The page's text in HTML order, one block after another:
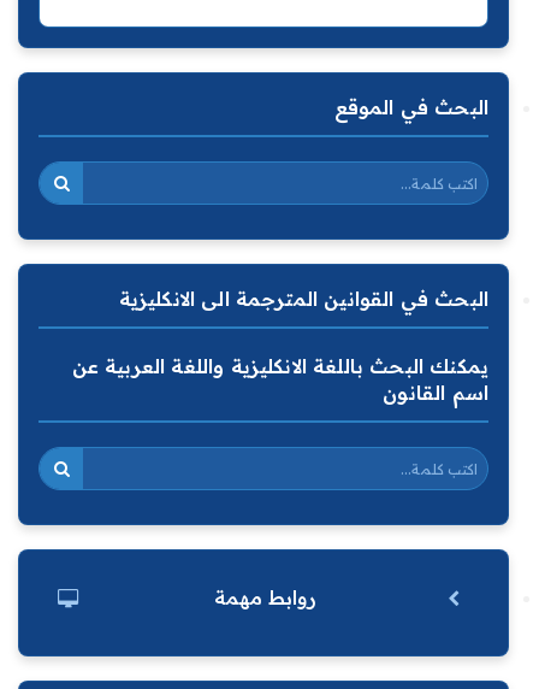
البحث في الموقع
البحث في القوانين المترجمة الى الانكليزية
يمكنك البحث باللغة الانكليزية واللغة العربية عن
اسم القانون
روابط مهمة